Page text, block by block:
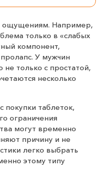
ощущениям. Например,
только в «слабых
компонент,
У мужчин
только с простатой,
несколько
покупки таблеток,
ограничения
могут временно
причину и не
легко выбрать
этому типу